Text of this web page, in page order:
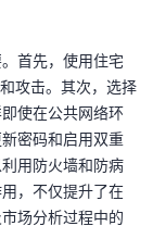
首先，使用住宅
攻击。其次，选择
使在公共网络环
密码和启用双重
用防火墙和防病
，不仅提升了在
场分析过程中的